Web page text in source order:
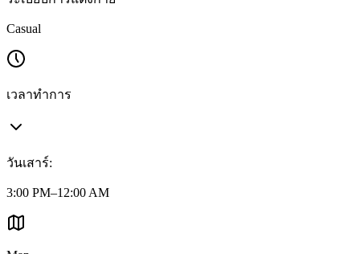
Casual
เวลาทำการ
วันเสาร์:
3:00 PM–12:00 AM